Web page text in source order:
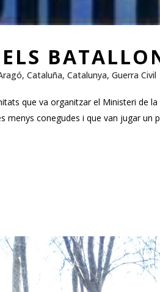
ELS
, Cataluña, Catalunya, Guerra Civil
que va organitzar el Ministeri de
menys conegudes i que van jugar un